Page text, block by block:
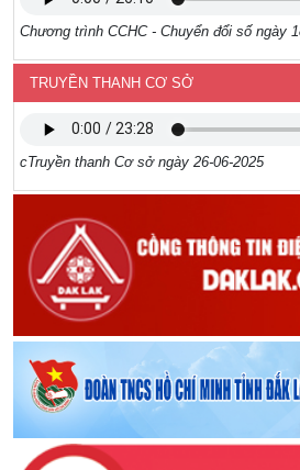
Chương trình CCHC - Chuyển đổi số ngày
TRUYỀN THANH CƠ SỞ
cTruyền thanh Cơ sở ngày 26-06-2025